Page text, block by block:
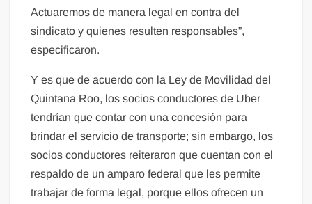
Actuaremos de manera legal en contra del
sindicato y quienes resulten responsables”,
especificaron.
Y es que de acuerdo con la Ley de Movilidad del
Quintana Roo, los socios conductores de Uber
tendrían que contar con una concesión para
brindar el servicio de transporte; sin embargo, los
socios conductores reiteraron que cuentan con el
respaldo de un amparo federal que les permite
trabajar de forma legal, porque ellos ofrecen un